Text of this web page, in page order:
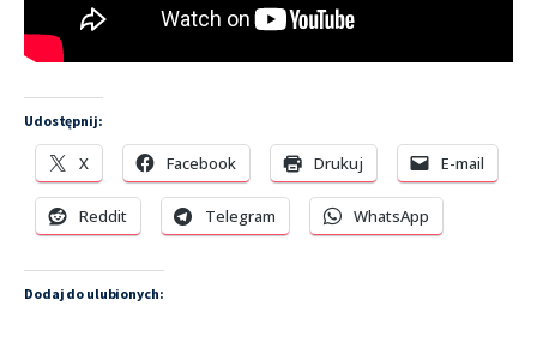
Udostępnij:
X Facebook Drukuj E-mail
Reddit Telegram WhatsApp
Dodaj do ulubionych: